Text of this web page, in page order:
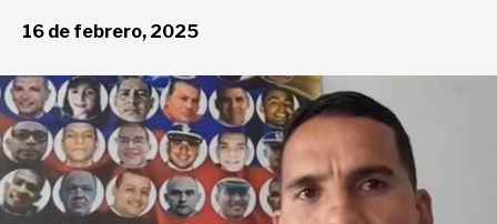
Entretenimiento
Views
Curiosidades
16 de febrero, 2025